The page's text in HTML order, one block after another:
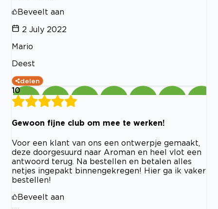
Beveelt aan
2 July 2022
Mario
Deest
delen
10
Gewoon fijne club om mee te werken!
Voor een klant van ons een ontwerpje gemaakt,
deze doorgesuurd naar Aroman en heel vlot een
antwoord terug. Na bestellen en betalen alles
netjes ingepakt binnengekregen! Hier ga ik vaker
bestellen!
Beveelt aan